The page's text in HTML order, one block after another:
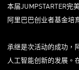
本届JUMPSTARTER完
阿里巴巴创业者基金培
承继是次活动的成功，
人工智能创新的发展。